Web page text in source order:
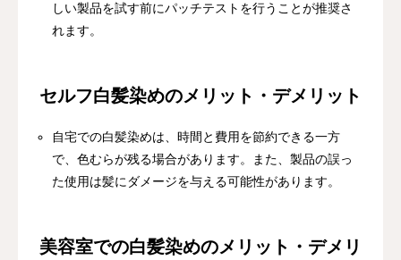
しい製品を試す前にパッチテストを行うことが推奨さ
れます。
セルフ白髪染めのメリット・デメリット
自宅での白髪染めは、時間と費用を節約できる一方
で、色むらが残る場合があります。また、製品の誤っ
た使用は髪にダメージを与える可能性があります。
美容室での白髪染めのメリット・デメリ